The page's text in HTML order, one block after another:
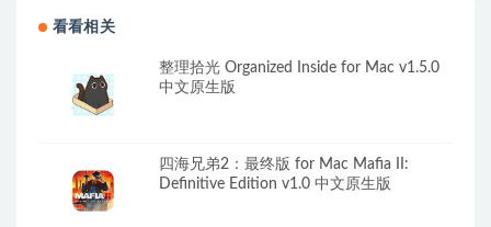
看看相关
整理拾光 Organized Inside for Mac v1.5.0
中文原生版
四海兄弟2：最终版 for Mac Mafia II:
Definitive Edition v1.0 中文原生版